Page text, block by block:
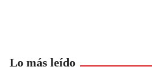
Lo más leído